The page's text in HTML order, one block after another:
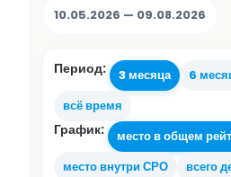
10.05.2026 — 09.08.2026
Период: 3 месяца 6
всё время
График:
место в общем
место внутри СРО
всего